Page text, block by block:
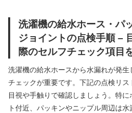
洗濯機の給水ホース・パ
ジョイントの点検手順 –
際のセルフチェック項目
洗濯機の給水ホースから水漏れが発
チェックが重要です。下記の点検リ
目視や手触りで確認しましょう。特
ト付近、パッキンやニップル周辺は